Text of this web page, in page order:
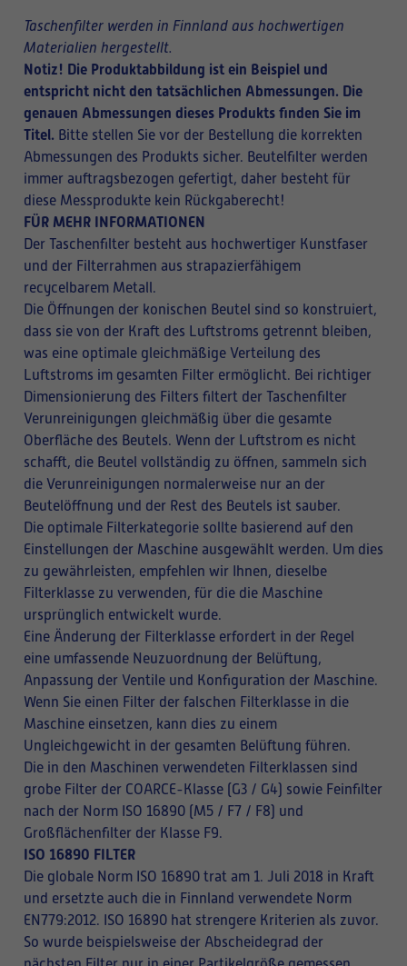
Taschenfilter werden in Finnland aus hochwertigen
Materialien hergestellt.
Notiz! Die Produktabbildung ist ein Beispiel und
entspricht nicht den tatsächlichen Abmessungen. Die
genauen Abmessungen dieses Produkts finden Sie im
Titel. Bitte stellen Sie vor der Bestellung die korrekten
Abmessungen des Produkts sicher. Beutelfilter werden
immer auftragsbezogen gefertigt, daher besteht für
diese Messprodukte kein Rückgaberecht!
FÜR MEHR INFORMATIONEN
Der Taschenfilter besteht aus hochwertiger Kunstfaser
und der Filterrahmen aus strapazierfähigem
recycelbarem Metall.
Die Öffnungen der konischen Beutel sind so konstruiert,
dass sie von der Kraft des Luftstroms getrennt bleiben,
was eine optimale gleichmäßige Verteilung des
Luftstroms im gesamten Filter ermöglicht. Bei richtiger
Dimensionierung des Filters filtert der Taschenfilter
Verunreinigungen gleichmäßig über die gesamte
Oberfläche des Beutels. Wenn der Luftstrom es nicht
schafft, die Beutel vollständig zu öffnen, sammeln sich
die Verunreinigungen normalerweise nur an der
Beutelöffnung und der Rest des Beutels ist sauber.
Die optimale Filterkategorie sollte basierend auf den
Einstellungen der Maschine ausgewählt werden. Um dies
zu gewährleisten, empfehlen wir Ihnen, dieselbe
Filterklasse zu verwenden, für die die Maschine
ursprünglich entwickelt wurde.
Eine Änderung der Filterklasse erfordert in der Regel
eine umfassende Neuzuordnung der Belüftung,
Anpassung der Ventile und Konfiguration der Maschine.
Wenn Sie einen Filter der falschen Filterklasse in die
Maschine einsetzen, kann dies zu einem
Ungleichgewicht in der gesamten Belüftung führen.
Die in den Maschinen verwendeten Filterklassen sind
grobe Filter der COARCE-Klasse (G3 / G4) sowie Feinfilter
nach der Norm ISO 16890 (M5 / F7 / F8) und
Großflächenfilter der Klasse F9.
ISO 16890 FILTER
Die globale Norm ISO 16890 trat am 1. Juli 2018 in Kraft
und ersetzte auch die in Finnland verwendete Norm
EN779:2012. ISO 16890 hat strengere Kriterien als zuvor.
So wurde beispielsweise der Abscheidegrad der